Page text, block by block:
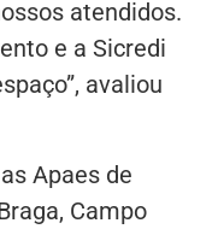
atendidos.
e a Sicredi
avaliou
Apaes de
Campo